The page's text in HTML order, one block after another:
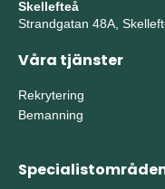
Skellefteå
Strandgatan 48A,
Våra tjänster
Rekrytering
Bemanning